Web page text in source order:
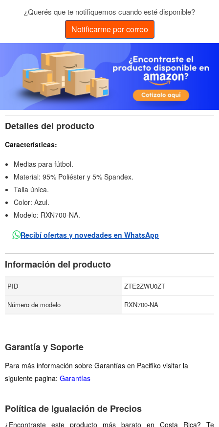
¿Querés que te notifiquemos cuando esté disponible?
Notificarme por correo
Detalles del producto
Características:
Medias para fútbol.
Material: 95% Poliéster y 5% Spandex.
Talla única.
Color: Azul.
Modelo: RXN700-NA.
Recibí ofertas y novedades en WhatsApp
Información del producto
PID
ZTE2ZWU0ZT
Número de modelo
RXN700-NA
Garantía y Soporte
Para más información sobre Garantías en Pacifiko visitar la
siguiente pagina: Garantías
Política de Igualación de Precios
¿Encontraste este producto más barato en Costa Rica? Te